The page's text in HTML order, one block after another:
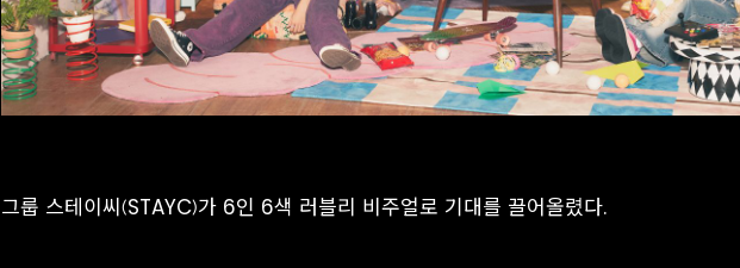
그룹 스테이씨(STAYC)가 6인 6색 러블리 비주얼로 기대를 끌어올렸다.